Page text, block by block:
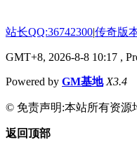
站长QQ:36742300|传奇版
GMT+8, 2026-8-8 10:17 ,
Powered by GM基地 X3.4
© 免责声明:本站所有资源
返回顶部